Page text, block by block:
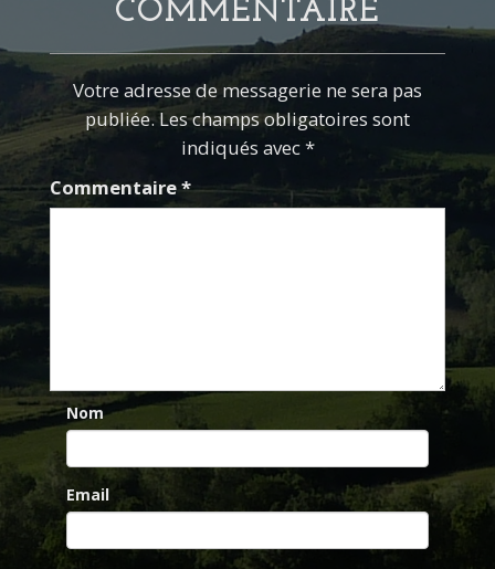
COMMENTAIRE
Votre adresse de messagerie ne sera pas
publiée. Les champs obligatoires sont
indiqués avec *
Commentaire*
Nom
Email